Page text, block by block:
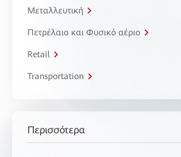
Μεταλλευτική
Πετρέλαιο και Φυσικό αέριο
Retail
Transportation
Περισσότερα